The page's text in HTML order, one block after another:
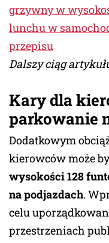
grzywny w
lunchu w
przepisu
Dalszy ciąg
Kary dla
parkowanie
Dodatkowym
kierowców może
wysokości 128
na podjazdach.
celu
przestrzeniach